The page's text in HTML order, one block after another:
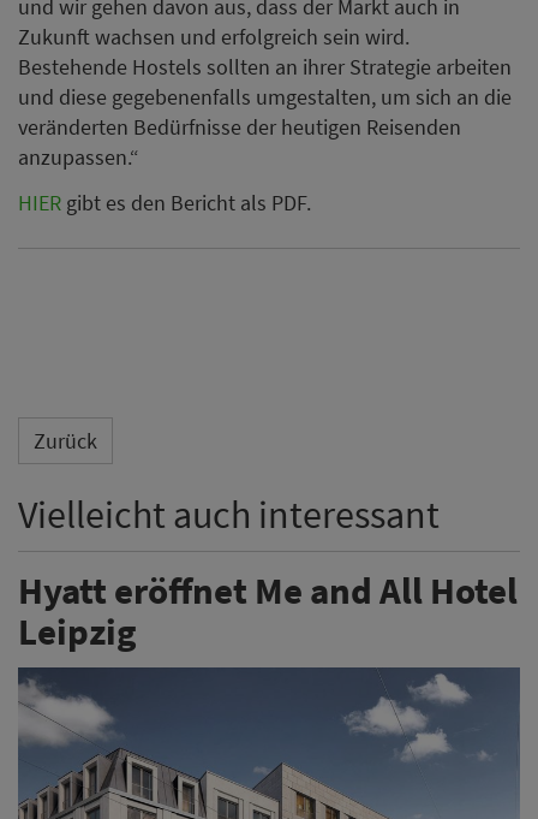
und wir gehen davon aus, dass der Markt auch in
Zukunft wachsen und erfolgreich sein wird.
Bestehende Hostels sollten an ihrer Strategie arbeiten
und diese gegebenenfalls umgestalten, um sich an die
veränderten Bedürfnisse der heutigen Reisenden
anzupassen.“
HIER gibt es den Bericht als PDF.
Zurück
Vielleicht auch interessant
Hyatt eröffnet Me and All Hotel
Leipzig